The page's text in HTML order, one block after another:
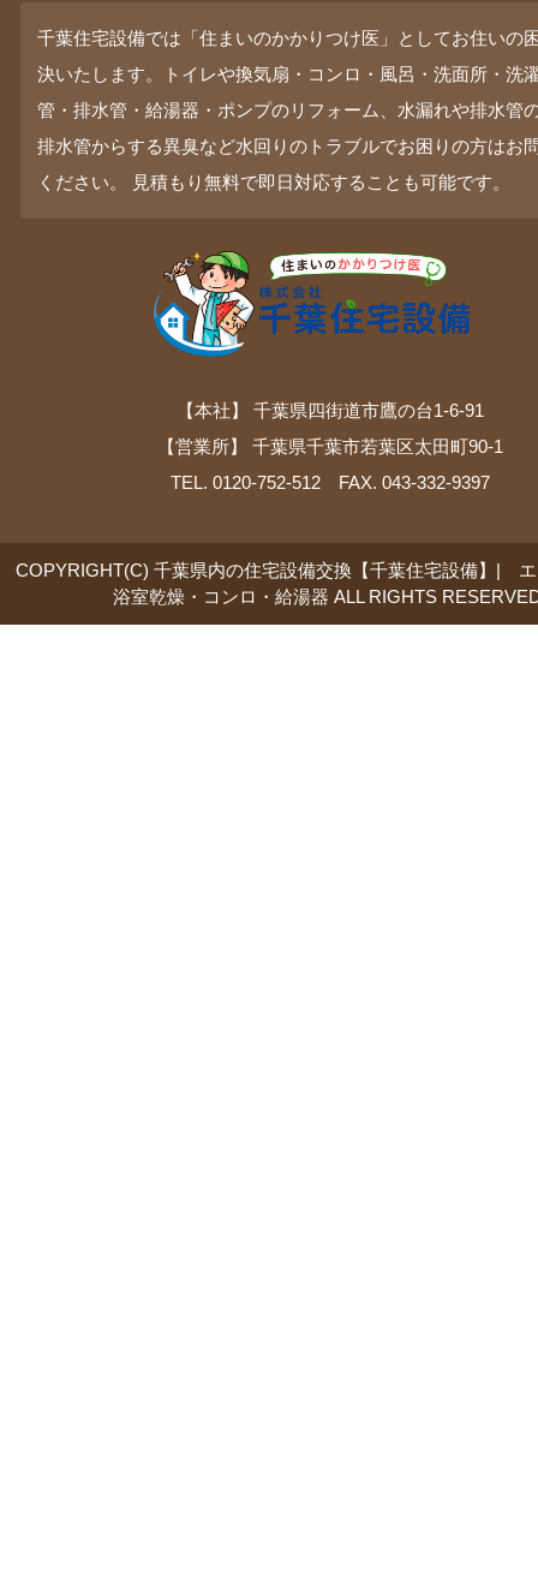
千葉住宅設備では「住まいのかかりつけ医」としてお住いの
決いたします。トイレや換気扇・コンロ・風呂・洗面所・洗
管・排水管・給湯器・ポンプのリフォーム、水漏れや排水管
排水管からする異臭など水回りのトラブルでお困りの方はお
ください。 見積もり無料で即日対応することも可能です。
【本社】 千葉県四街道市鷹の台1-6-91
【営業所】 千葉県千葉市若葉区太田町90-1
TEL. 0120-752-512 FAX. 043-332-9397
COPYRIGHT(C) 千葉県内の住宅設備交換【千葉住宅設備】|
浴室乾燥・コンロ・給湯器 ALL RIGHTS